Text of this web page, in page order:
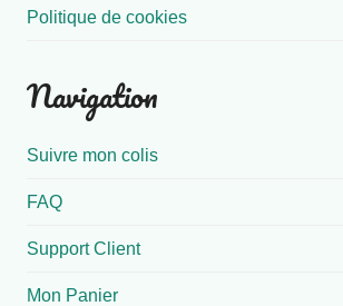
Politique de cookies
Navigation
Suivre mon colis
FAQ
Support Client
Mon Panier